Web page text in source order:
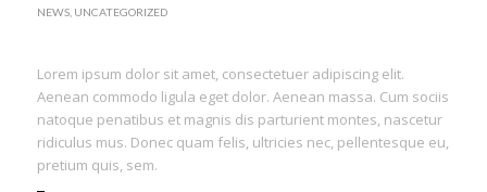
NEWS, UNCATEGORIZED
Lorem ipsum dolor sit amet, consectetuer adipiscing elit.
Aenean commodo ligula eget dolor. Aenean massa. Cum sociis
natoque penatibus et magnis dis parturient montes, nascetur
ridiculus mus. Donec quam felis, ultricies nec, pellentesque eu,
pretium quis, sem.